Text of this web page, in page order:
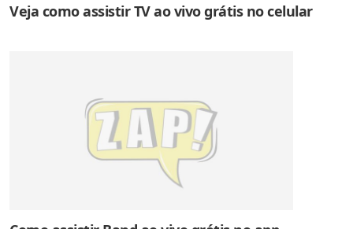
Veja como assistir TV ao vivo grátis no celular